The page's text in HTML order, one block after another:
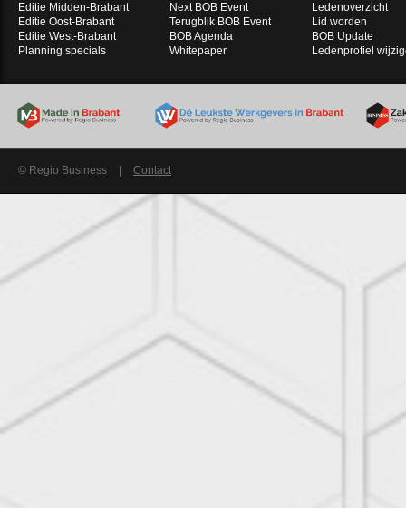
Editie Midden-Brabant
Editie Oost-Brabant
Editie West-Brabant
Planning specials
Next BOB Event
Terugblik BOB Event
BOB Agenda
Whitepaper
Ledenoverzicht
Lid worden
BOB Update
Ledenprofiel
© Regio Business Contact